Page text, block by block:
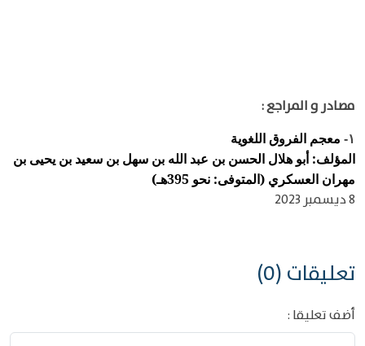
مصادر و المراجع :
١-
معجم الفروق اللغوية
المؤلف: أبو هلال الحسن بن عبد الله بن سهل بن سعيد بن يحيى بن
مهران العسكري (المتوفى: نحو 395هـ)
8 ديسمبر 2023
تعليقات (0)
أضف تعليقا :